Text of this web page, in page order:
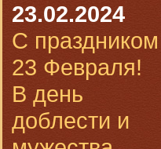
23.02.2024
С праздником
23 Февраля!
В день
доблести и